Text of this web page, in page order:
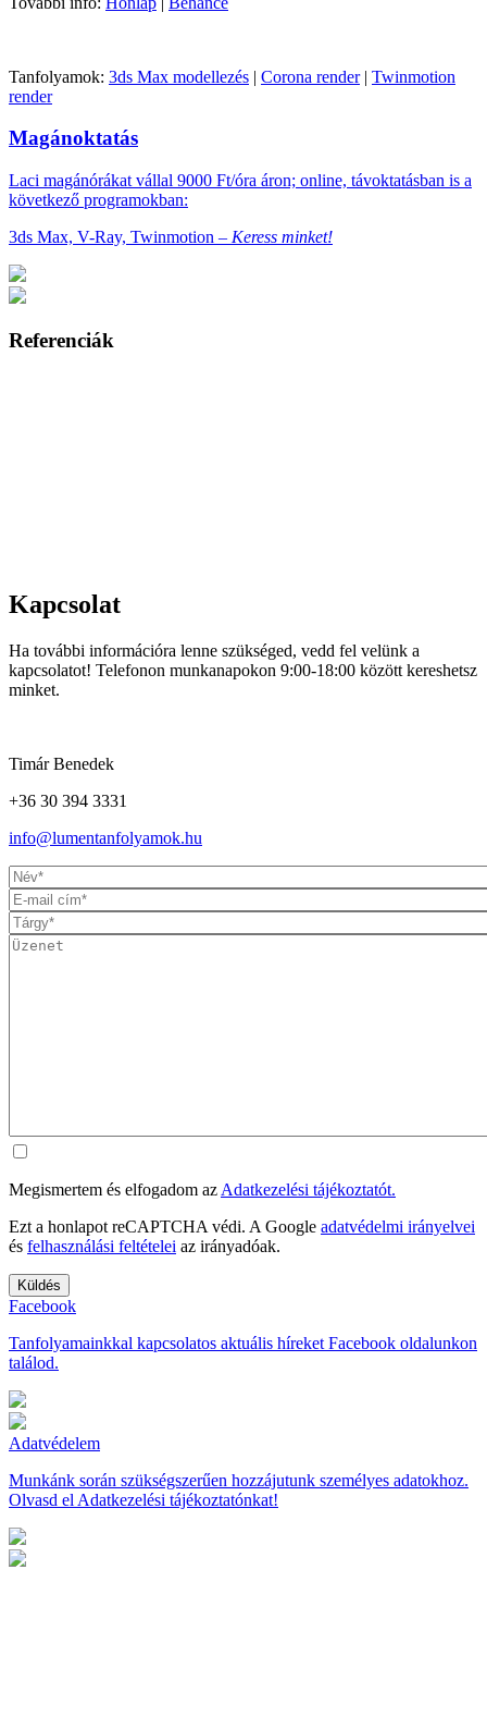
Tanfolyamok: 3ds Max modellezés | Corona render| Twinmotion
render
Magánoktatás
Laci magánórákat vállal 9000 Ft/óra áron; online, távoktatásban is a
következő programokban:
3ds Max, V-Ray, Twinmotion – Keress minket!
Referenciák
Kapcsolat
Ha további információra lenne szükséged, vedd fel velünk a
kapcsolatot! Telefonon munkanapokon 9:00-18:00 között kereshetsz
minket.
Timár Benedek
+36 30 394 3331
info@lumentanfolyamok.hu
Megismertem és elfogadom az Adatkezelési tájékoztatót.
Ezt a honlapot reCAPTCHA védi. A Google adatvédelmi irányelvei
és felhasználási feltételei az irányadóak.
Facebook
Tanfolyamainkkal kapcsolatos aktuális híreket Facebook oldalunkon
találod.
Adatvédelem
Munkánk során szükségszerűen hozzájutunk személyes adatokhoz.
Olvasd el Adatkezelési tájékoztatónkat!